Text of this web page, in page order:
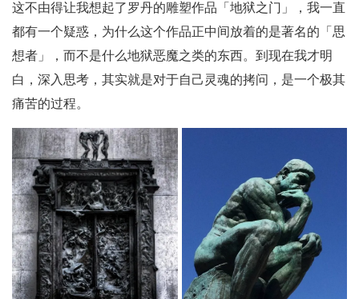
这不由得让我想起了罗丹的雕塑作品「地狱之门」，我一直
都有一个疑惑，为什么这个作品正中间放着的是著名的「思
想者」，而不是什么地狱恶魔之类的东西。到现在我才明
白，深入思考，其实就是对于自己灵魂的拷问，是一个极其
痛苦的过程。